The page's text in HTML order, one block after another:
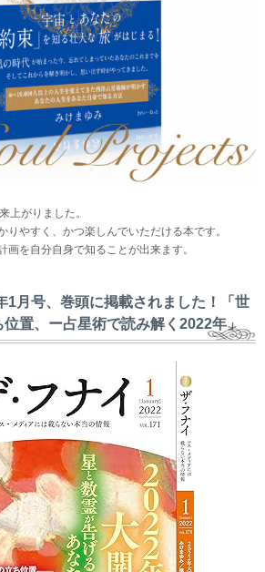
上がりました。
りやすく、かつ楽しんでいただける本です。
画を自分自身で知ることが出来ます。
月号、巻頭に掲載されました！「世
置、ー占星術で読み解く2022年」